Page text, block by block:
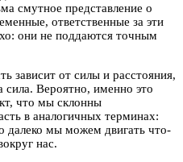
смутное представление о
ответственные за эти
они не поддаются точным
зависит от силы и расстояния,
сила. Вероятно, именно это
что мы склонны
в аналогичных терминах:
далеко мы можем двигать что-
нас.